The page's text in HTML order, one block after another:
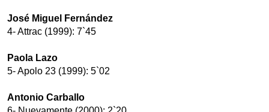
José Miguel Fernández
4- Attrac (1999): 7`45
Paola Lazo
5- Apolo 23 (1999): 5`02
Antonio Carballo